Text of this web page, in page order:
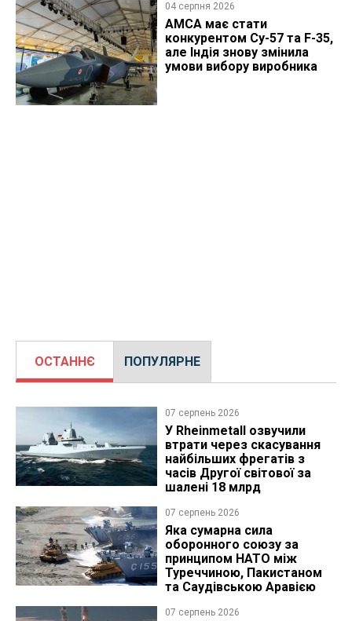
04 серпня 2026
AMCA має стати
конкурентом Су-57 та F-35,
але Індія знову змінила
умови вибору виробника
ОСТАННЄ ПОПУЛЯРНЕ
07 серпень 2026
У Rheinmetall озвучили
втрати через скасування
найбільших фрегатів з
часів Другої світової за
шалені 18 млрд
07 серпень 2026
Яка сумарна сила
оборонного союзу за
принципом НАТО між
Туреччиною, Пакистаном
та Саудівською Аравією
07 серпень 2026